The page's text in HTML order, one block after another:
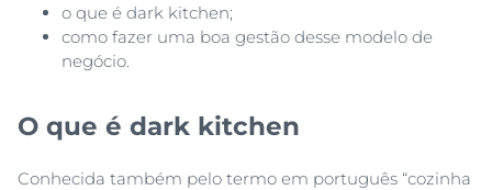
o que é dark kitchen;
como fazer uma boa gestão desse modelo de
negócio.
O que é dark kitchen
Conhecida também pelo termo em português “cozinha